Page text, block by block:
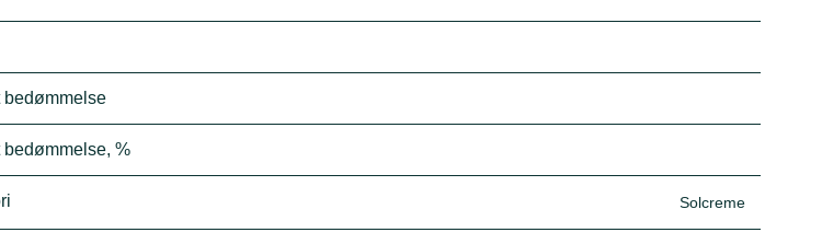
bedømmelse
bedømmelse, %
Solcreme